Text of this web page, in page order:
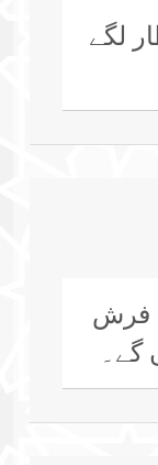
لگے
فرش
گے۔